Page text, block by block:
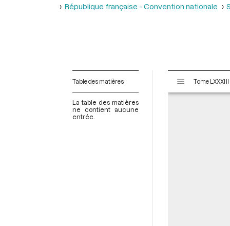
République française - Convention nationale
Table des matières
La table des matières
ne contient aucune
entrée.
s